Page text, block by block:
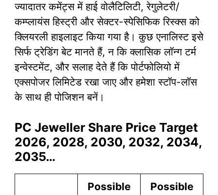
ज्यादातर कमेंट्स में हाई वोलैटिलिटी, रेगुलेटरी/
कम्प्लायंस हिस्ट्री और सेक्टर-स्पेसिफिक रिस्क्स को
क्लियरली हाइलाइट किया गया है। कुछ एनालिस्ट इसे
सिर्फ ट्रेडिंग बेट मानते हैं, न कि क्लासिक लॉन्ग टर्म
इन्वेस्टमेंट, और सलाह देते हैं कि पोर्टफोलियो में
एक्सपोजर लिमिटेड रखा जाए और हमेशा स्टॉप-लॉस
के साथ ही पोजिशन बनें।
PC Jeweller Share Price Target
2026, 2028, 2030, 2032, 2034,
2035…
Possible
Possible